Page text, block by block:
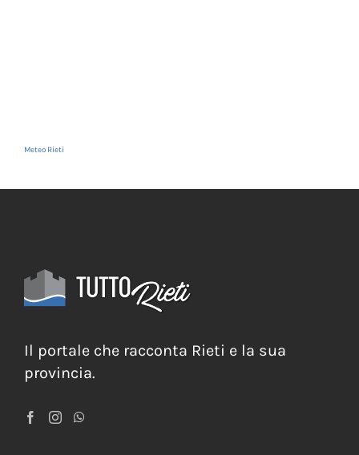
Il portale che racconta Rieti e la sua
provincia.